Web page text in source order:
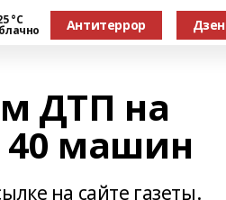
°С Антитеррор Дзен
ДТП на
40 машин
на сайте газеты.